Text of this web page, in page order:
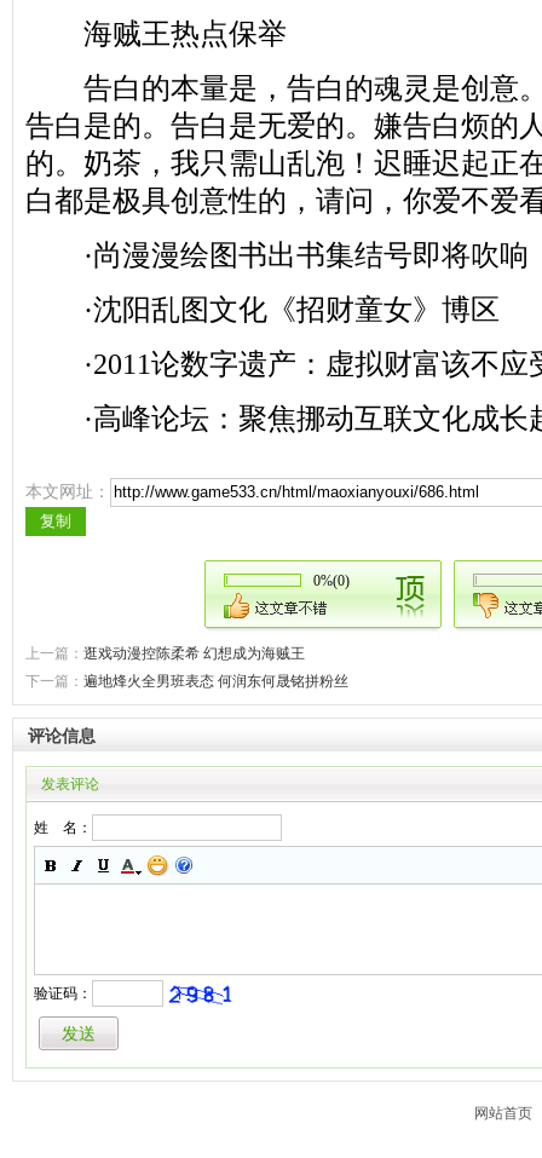
海贼王热点保举
告白的本量是，告白的魂灵是创意
告白是的。告白是无爱的。嫌告白烦的
的。奶茶，我只需山乱泡！迟睡迟起正
白都是极具创意性的，请问，你爱不爱
·尚漫漫绘图书出书集结号即将吹响
·沈阳乱图文化《招财童女》博区
·2011论数字遗产：虚拟财富该不应
·高峰论坛：聚焦挪动互联文化成长
本文网址：
0%(0)
上一篇： 逛戏动漫控陈柔希 幻想成为海贼王
下一篇： 遍地烽火全男班表态 何润东何晟铭拼粉丝
评论信息
发表评论
姓 名：
验证码：
网站首页